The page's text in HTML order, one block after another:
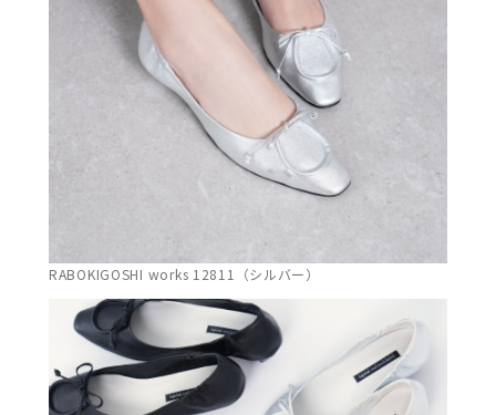
RABOKIGOSHI works 12811（シルバー）